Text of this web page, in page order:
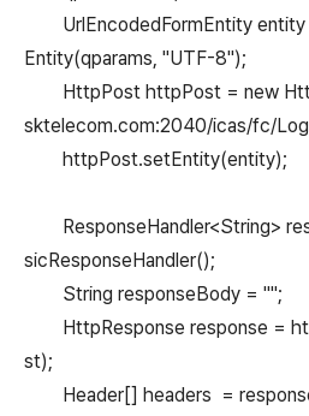
UrlEncodedFormEntity entity
Entity(qparams, "UTF-8");
HttpPost httpPost = new
sktelecom.com:2040/icas/fc/
httpPost.setEntity(entity);
ResponseHandler<String>
sicResponseHandler();
String responseBody = "";
HttpResponse response =
st);
Header[] headers =